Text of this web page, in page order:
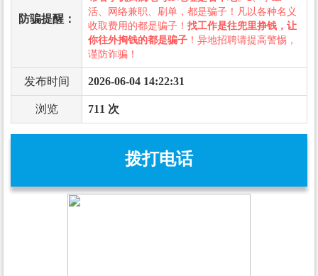
防骗提醒：
活、网络兼职、刷单，都是骗子！凡以各种名义
收取费用的都是骗子！ 找工作是往兜里挣钱，让
你往外掏钱的都是骗子 ！异地招聘请提高警惕，
谨防诈骗！
发布时间 2026-06-04 14:22:31
浏览 711 次
拨打电话